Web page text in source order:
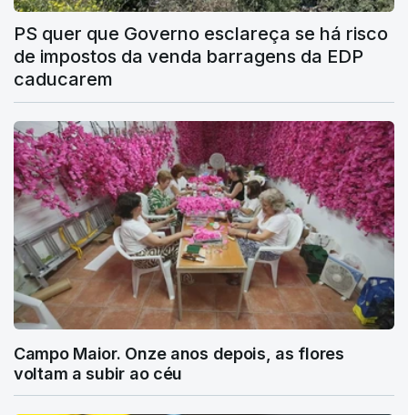
PS quer que Governo esclareça se há risco
de impostos da venda barragens da EDP
caducarem
Campo Maior. Onze anos depois, as flores
voltam a subir ao céu